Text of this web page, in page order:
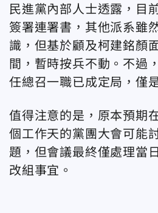
民進黨內部人士透露，目
簽署連署書，其他派系雖
識，但基於顧及柯建銘顏
間，暫時按兵不動。不過
任總召一職已成定局，僅
值得注意的是，原本預期
個工作天的黨團大會可能
題，但會議最終僅處理當
改組事宜。